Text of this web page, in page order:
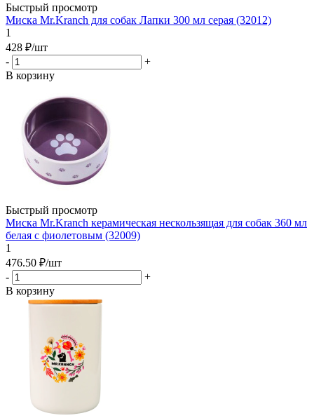
Быстрый просмотр
Миска Mr.Kranch для собак Лапки 300 мл серая (32012)
1
428 ₽/шт
-
+
В корзину
Быстрый просмотр
Миска Mr.Kranch керамическая нескользящая для собак 360 мл
белая с фиолетовым (32009)
1
476.50 ₽/шт
-
+
В корзину